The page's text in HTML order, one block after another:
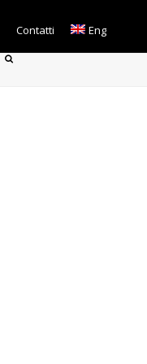
Contatti Eng